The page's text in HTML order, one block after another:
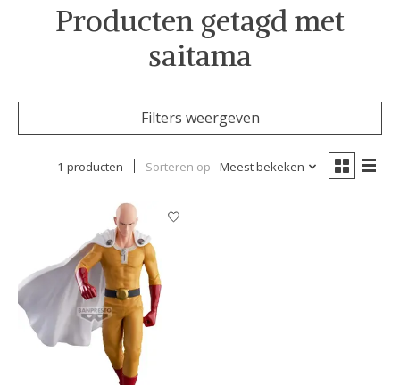
Producten getagd met
saitama
Filters weergeven
1 producten Sorteren op Meest bekeken